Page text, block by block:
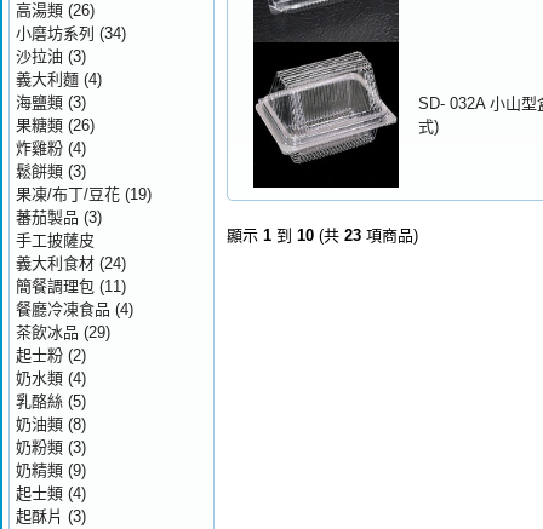
SD- 032A 小山型
式)
顯示 1 到 10 (共 23 項商品)
高湯類 (26)
小磨坊系列 (34)
沙拉油 (3)
義大利麵 (4)
海鹽類 (3)
果糖類 (26)
炸雞粉 (4)
鬆餅類 (3)
果凍/布丁/豆花 (19)
蕃茄製品 (3)
手工披薩皮
義大利食材 (24)
簡餐調理包 (11)
餐廳冷凍食品 (4)
茶飲冰品 (29)
起士粉 (2)
奶水類 (4)
乳酪絲 (5)
奶油類 (8)
奶粉類 (3)
奶精類 (9)
起士類 (4)
起酥片 (3)